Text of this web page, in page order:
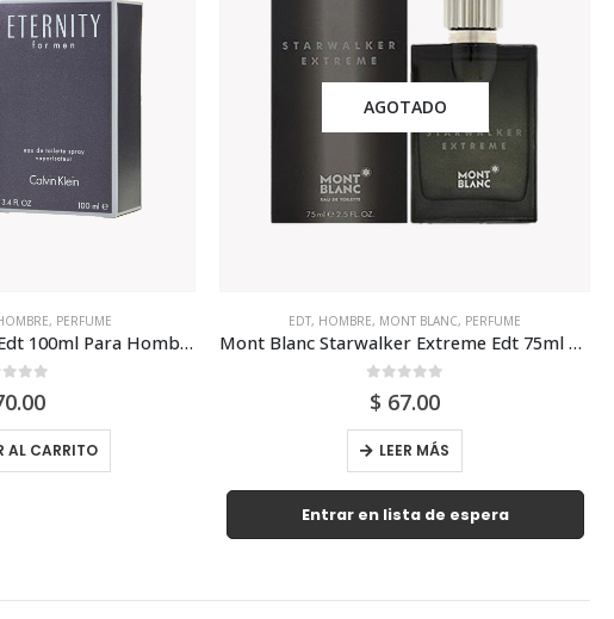
, PERFUME
Calvin Klein Eternity Edt 100ml Para Hombre
AL CARRITO
AGOTADO
EDT, HOMBRE, MONT BLANC, PERFUME
Mont Blanc Starwalker Extreme Edt 75ml Para Hombre
$ 67.00
LEER MÁS
Entrar en lista de espera